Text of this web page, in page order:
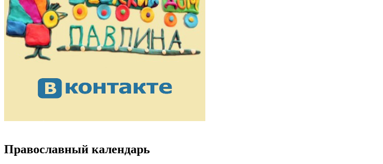
Православный календарь